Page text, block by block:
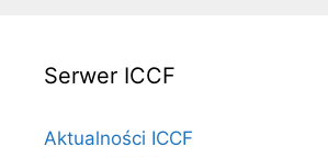
Serwer ICCF
Aktualności ICCF